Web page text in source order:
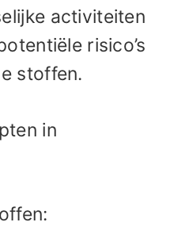
activiteiten
risico’s
stoffen.
in